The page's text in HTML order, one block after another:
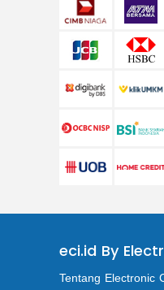
eci.id By
Tentang Electronic